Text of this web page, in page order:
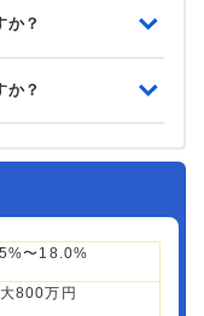
か？
か？
〜18.0%
800万円